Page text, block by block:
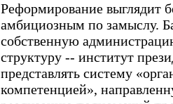
Реформирование выглядит
амбициозным по замыслу.
собственную
структуру -- институт
представлять систему
компетенцией»,